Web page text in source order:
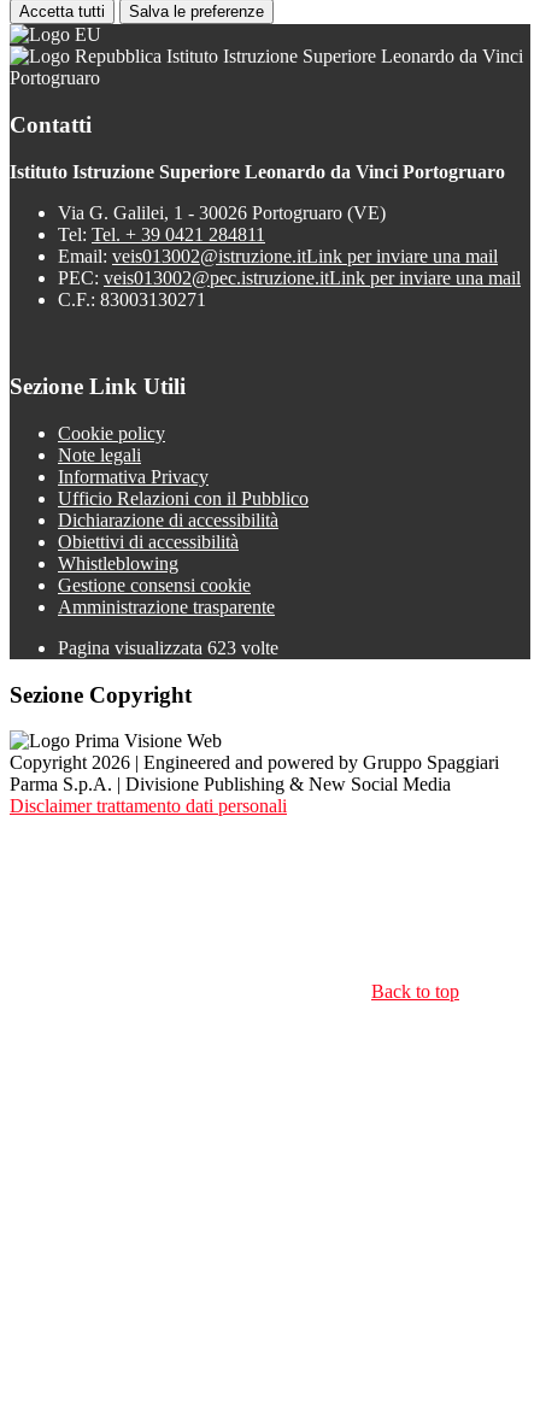
Accetta tutti Salva le preferenze
Istituto Istruzione Superiore Leonardo da Vinci
Portogruaro
Contatti
Istituto Istruzione Superiore Leonardo da Vinci Portogruaro
Via G. Galilei, 1 - 30026 Portogruaro (VE)
Tel: Tel. + 39 0421 284811
Email: veis013002@istruzione.itLink per inviare una mail
PEC: veis013002@pec.istruzione.itLink per inviare una mail
C.F.: 83003130271
Sezione Link Utili
Cookie policy
Note legali
Informativa Privacy
Ufficio Relazioni con il Pubblico
Dichiarazione di accessibilità
Obiettivi di accessibilità
Whistleblowing
Gestione consensi cookie
Amministrazione trasparente
Pagina visualizzata 623 volte
Sezione Copyright
Copyright 2026 | Engineered and powered by Gruppo Spaggiari
Parma S.p.A. | Divisione Publishing & New Social Media
Disclaimer trattamento dati personali
Back to top